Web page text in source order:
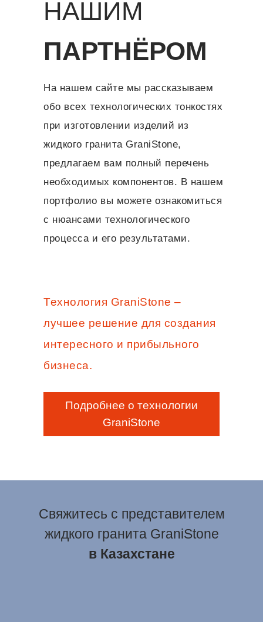
НАШИМ
ПАРТНЁРОМ
На нашем сайте мы рассказываем
обо всех технологических тонкостях
при изготовлении изделий из
жидкого гранита GraniStone,
предлагаем вам полный перечень
необходимых компонентов. В нашем
портфолио вы можете ознакомиться
с нюансами технологического
процесса и его результатами.
Технология GraniStone –
лучшее решение для создания
интересного и прибыльного
бизнеса.
Подробнее о технологии
GraniStone
Свяжитесь с представителем
жидкого гранита GraniStone
в Казахстане